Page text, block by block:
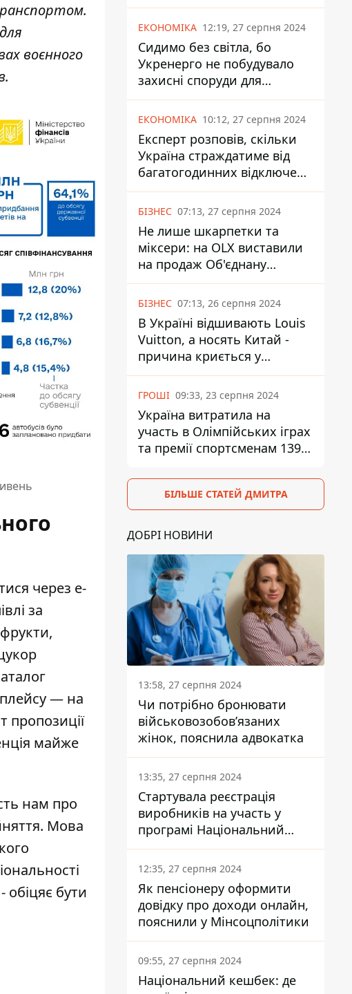
воєнного
через е-
за
— на
пропозиції
майже
нам про
Мова
обіцяє бути
ЕКОНОМІКА 12:19, 27 серпня 2024
Сидимо без світла, бо
Укренерго не побудувало
захисні споруди для
енергетики - нардеп
Кучеренко
ЕКОНОМІКА 10:12, 27 серпня 2024
Експерт розповів, скільки
Україна страждатиме від
багатогодинних відключень
світла
БІЗНЕС 07:13, 27 серпня 2024
Не лише шкарпетки та
міксери: на OLX виставили
на продаж Об'єднану
Гірнично-Хімічну Компанію
за багато мільярдів
БІЗНЕС 07:13, 26 серпня 2024
В Україні відшивають Louis
Vuitton, а носять Китай -
причина криється у
податках
ГРОШІ 09:33, 23 серпня 2024
Україна витратила на
участь в Олімпійських іграх
та премії спортсменам 139,6
БІЛЬШЕ СТАТЕЙ ДМИТРА
ДОБРІ НОВИНИ
13:58, 27 серпня 2024
Чи потрібно бронювати
військовозобов’язаних
жінок, пояснила адвокатка
13:35, 27 серпня 2024
Стартувала реєстрація
виробників на участь у
програмі Національний
кешбек: як це зробити
через портал Дія
12:35, 27 серпня 2024
Як пенсіонеру оформити
довідку про доходи онлайн,
пояснили у Мінсоцполітики
09:55, 27 серпня 2024
Національний кешбек: де